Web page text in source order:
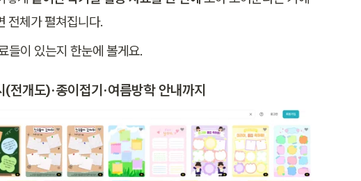
전체가 펼쳐집니다.
들이 있는지 한눈에 볼게요.
전개도)·종이접기·여름방학 안내까지